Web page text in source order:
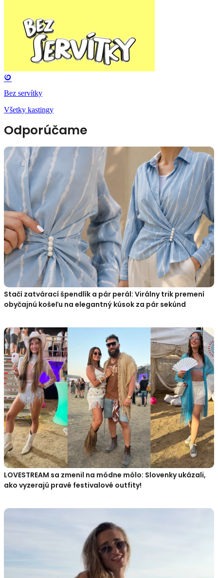
Bez servítky
Všetky kastingy
Odporúčame
Stačí zatvárací špendlík a pár perál: Virálny trik premení
obyčajnú košeľu na elegantný kúsok za pár sekúnd
LOVESTREAM sa zmenil na módne mólo: Slovenky ukázali,
ako vyzerajú pravé festivalové outfity!